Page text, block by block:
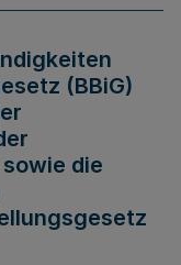
(BBiG)
die